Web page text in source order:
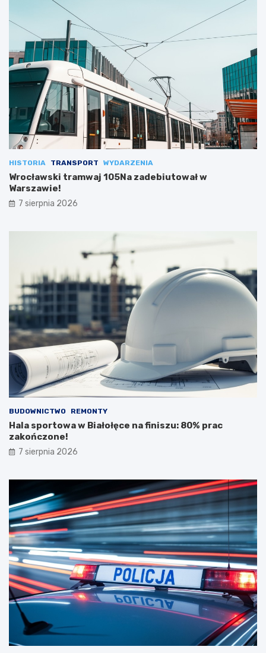
HISTORIA TRANSPORT WYDARZENIA
Wrocławski tramwaj 105Na zadebiutował w
Warszawie!
7 sierpnia 2026
BUDOWNICTWO REMONTY
Hala sportowa w Białołęce na finiszu: 80% prac
zakończone!
7 sierpnia 2026